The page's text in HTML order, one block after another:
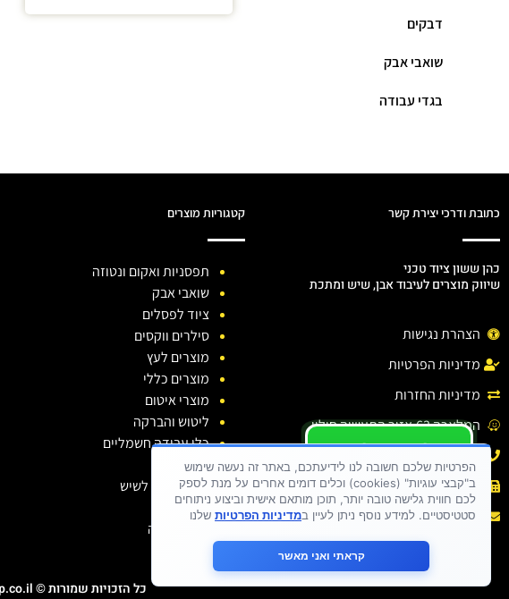
דבקים
שואבי אבק
בגדי עבודה
כתובת ודרכי יצירת קשר
כהן ששון ציוד טכני
שיווק מוצרים לעיבוד אבן, שיש ומתכת
הצהרת נגישות
מדיניות הפרטיות
מדיניות החזרות
המלאכה 63,אזור התעשיה חולון.
פקס : 03-6138810
אימייל :sason.cohen26@gmail.com
קטגוריות מוצרים
תפסניות ואקום ונטוזה
שואבי אבק
ציוד לפסלים
סילרים ווקסים
מוצרים לעץ
מוצרים כללי
מוצרי איטום
ליטוש והברקה
כלי עבודה חשמליים
כלי יהלום
חומרי ניקוי לשיש
דבקים
בגדי עבודה
יש לכם שאלה ?
יש לכם בעיה ?
כתבו לנו
כל הזכויות שמורות © hay-group.co.il בנית אתרים 2024
הפרטיות שלכם חשובה לנו לידיעתכם, באתר זה נעשה שימוש
ב"קבצי עוגיות" (cookies) וכלים דומים אחרים על מנת לספק
לכם חווית גלישה טובה יותר, תוכן מותאם אישית וביצוע ניתוחים
סטטיסטיים. למידע נוסף ניתן לעיין במדיניות הפרטיות שלנו
קראתי ואני מאשר